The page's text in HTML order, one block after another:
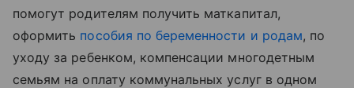
помогут родителям получить маткапитал,
оформить пособия по беременности и родам, по
уходу за ребенком, компенсации многодетным
семьям на оплату коммунальных услуг в одном